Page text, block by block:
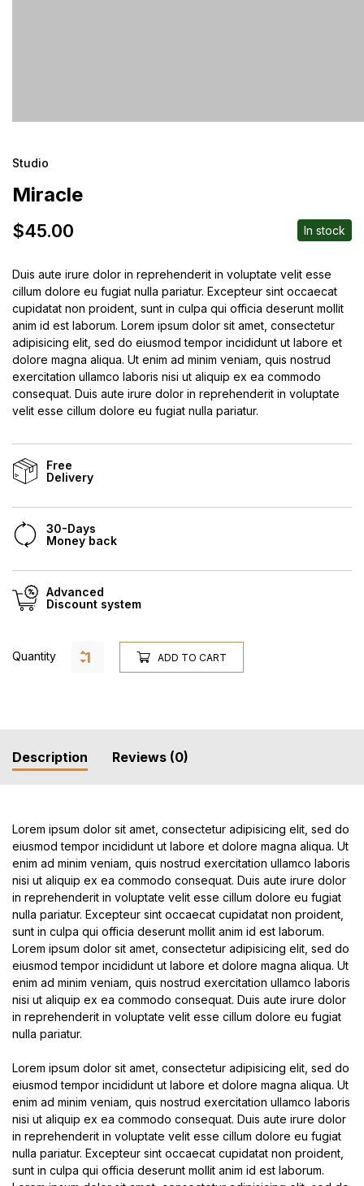
Studio
Miracle
$45.00 In stock
Duis aute irure dolor in reprehenderit in voluptate velit esse
cillum dolore eu fugiat nulla pariatur. Excepteur sint occaecat
cupidatat non proident, sunt in culpa qui officia deserunt mollit
anim id est laborum. Lorem ipsum dolor sit amet, consectetur
adipisicing elit, sed do eiusmod tempor incididunt ut labore et
dolore magna aliqua. Ut enim ad minim veniam, quis nostrud
exercitation ullamco laboris nisi ut aliquip ex ea commodo
consequat. Duis aute irure dolor in reprehenderit in voluptate
velit esse cillum dolore eu fugiat nulla pariatur.
Free
Delivery
30-Days
Money back
Advanced
Discount system
Quantity ADD TO CART
Description Reviews (0)
Lorem ipsum dolor sit amet, consectetur adipisicing elit, sed do
eiusmod tempor incididunt ut labore et dolore magna aliqua. Ut
enim ad minim veniam, quis nostrud exercitation ullamco laboris
nisi ut aliquip ex ea commodo consequat. Duis aute irure dolor
in reprehenderit in voluptate velit esse cillum dolore eu fugiat
nulla pariatur. Excepteur sint occaecat cupidatat non proident,
sunt in culpa qui officia deserunt mollit anim id est laborum.
Lorem ipsum dolor sit amet, consectetur adipisicing elit, sed do
eiusmod tempor incididunt ut labore et dolore magna aliqua. Ut
enim ad minim veniam, quis nostrud exercitation ullamco laboris
nisi ut aliquip ex ea commodo consequat. Duis aute irure dolor
in reprehenderit in voluptate velit esse cillum dolore eu fugiat
nulla pariatur.
Lorem ipsum dolor sit amet, consectetur adipisicing elit, sed do
eiusmod tempor incididunt ut labore et dolore magna aliqua. Ut
enim ad minim veniam, quis nostrud exercitation ullamco laboris
nisi ut aliquip ex ea commodo consequat. Duis aute irure dolor
in reprehenderit in voluptate velit esse cillum dolore eu fugiat
nulla pariatur. Excepteur sint occaecat cupidatat non proident,
sunt in culpa qui officia deserunt mollit anim id est laborum.